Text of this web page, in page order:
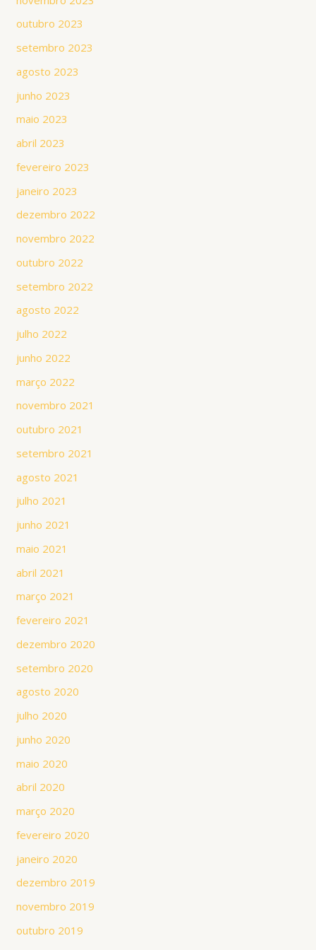
outubro 2023
setembro 2023
agosto 2023
junho 2023
maio 2023
abril 2023
fevereiro 2023
janeiro 2023
dezembro 2022
novembro 2022
outubro 2022
setembro 2022
agosto 2022
julho 2022
junho 2022
março 2022
novembro 2021
outubro 2021
setembro 2021
agosto 2021
julho 2021
junho 2021
maio 2021
abril 2021
março 2021
fevereiro 2021
dezembro 2020
setembro 2020
agosto 2020
julho 2020
junho 2020
maio 2020
abril 2020
março 2020
fevereiro 2020
janeiro 2020
dezembro 2019
novembro 2019
outubro 2019